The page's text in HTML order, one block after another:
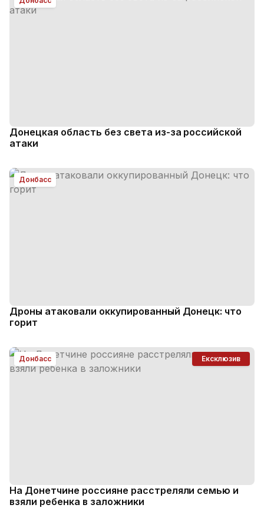
Донецкая область без света из-за российской
атаки
Донбасс
Дроны атаковали оккупированный Донецк: что
горит
Донбасс Ексклюзив
На Донетчине россияне расстреляли семью и
взяли ребенка в заложники